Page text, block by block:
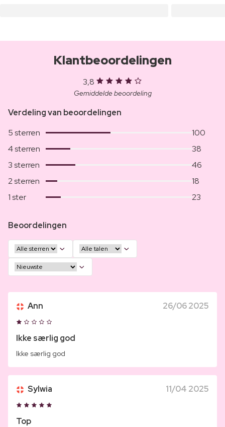
Klantbeoordelingen
3,8
Gemiddelde beoordeling
Verdeling van beoordelingen
5 sterren
100
4 sterren
38
3 sterren
46
2 sterren
18
1 ster
23
Beoordelingen
Ann 26/06 2025
Ikke særlig god
Ikke særlig god
Sylwia 11/04 2025
Top